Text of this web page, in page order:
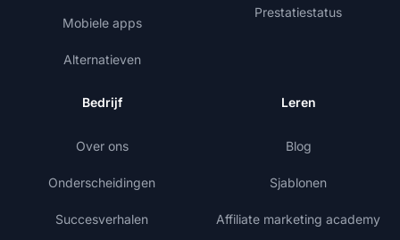
Mobiele apps
Alternatieven
Prestatiestatus
Bedrijf
Over ons
Onderscheidingen
Succesverhalen
Leren
Blog
Sjablonen
Affiliate marketing academy